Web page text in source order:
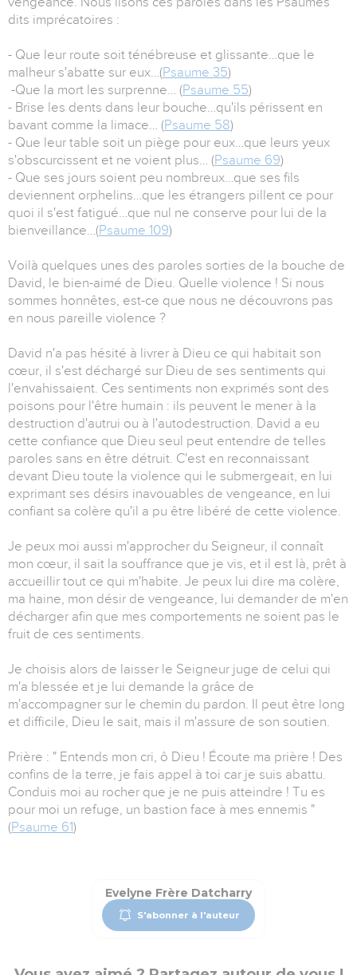
dits imprécatoires :
- Que leur route soit ténébreuse et glissante…que le
malheur s'abatte sur eux…(Psaume 35)
-Que la mort les surprenne… (Psaume 55)
- Brise les dents dans leur bouche…qu'ils périssent en
bavant comme la limace… (Psaume 58)
- Que leur table soit un piège pour eux…que leurs yeux
s'obscurcissent et ne voient plus… (Psaume 69)
- Que ses jours soient peu nombreux…que ses fils
deviennent orphelins…que les étrangers pillent ce pour
quoi il s'est fatigué…que nul ne conserve pour lui de la
bienveillance…(Psaume 109)
Voilà quelques unes des paroles sorties de la bouche de
David, le bien-aimé de Dieu. Quelle violence ! Si nous
sommes honnêtes, est-ce que nous ne découvrons pas
en nous pareille violence ?
David n'a pas hésité à livrer à Dieu ce qui habitait son
cœur, il s'est déchargé sur Dieu de ses sentiments qui
l'envahissaient. Ces sentiments non exprimés sont des
poisons pour l'être humain : ils peuvent le mener à la
destruction d'autrui ou à l'autodestruction. David a eu
cette confiance que Dieu seul peut entendre de telles
paroles sans en être détruit. C'est en reconnaissant
devant Dieu toute la violence qui le submergeait, en lui
exprimant ses désirs inavouables de vengeance, en lui
confiant sa colère qu'il a pu être libéré de cette violence.
Je peux moi aussi m'approcher du Seigneur, il connaît
mon cœur, il sait la souffrance que je vis, et il est là, prêt à
accueillir tout ce qui m'habite. Je peux lui dire ma colère,
ma haine, mon désir de vengeance, lui demander de m'en
décharger afin que mes comportements ne soient pas le
fruit de ces sentiments.
Je choisis alors de laisser le Seigneur juge de celui qui
m'a blessée et je lui demande la grâce de
m'accompagner sur le chemin du pardon. Il peut être long
et difficile, Dieu le sait, mais il m'assure de son soutien.
Prière : " Entends mon cri, ô Dieu ! Écoute ma prière ! Des
confins de la terre, je fais appel à toi car je suis abattu.
Conduis moi au rocher que je ne puis atteindre ! Tu es
pour moi un refuge, un bastion face à mes ennemis "
(Psaume 61)
Evelyne Frère Datcharry
S'abonner à l'auteur